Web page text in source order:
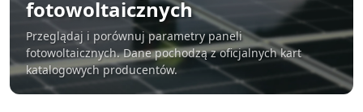
fotowoltaicznych
Przeglądaj i porównuj parametry paneli
fotowoltaicznych. Dane pochodzą z oficjalnych kart
katalogowych producentów.